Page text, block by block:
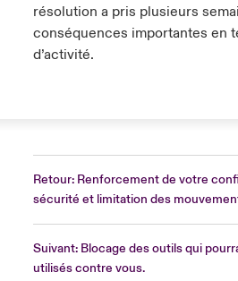
résolution a pris plusieurs
conséquences importantes en
d’activité.
Retour: Renforcement de votre
sécurité et limitation des
Suivant: Blocage des outils qui
utilisés contre vous.